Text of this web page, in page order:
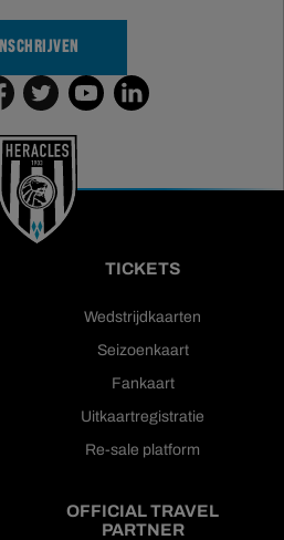
INSCHRIJVEN
TICKETS
Wedstrijdkaarten
Seizoenkaart
Fankaart
Uitkaartregistratie
Re-sale platform
OFFICIAL TRAVEL
PARTNER